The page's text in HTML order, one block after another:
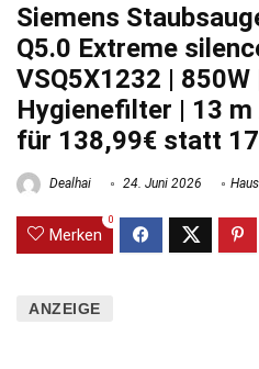
Siemens
Q5.0 Extreme
VSQ5X1232 | 850W
Hygienefilter | 13
für 138,99€ statt
Dealhai 24. Juni 2026
Merken
0
ANZEIGE